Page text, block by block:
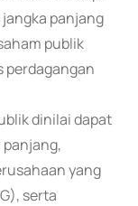
panjang
publik
perdagangan
dinilai dapat
yang
serta